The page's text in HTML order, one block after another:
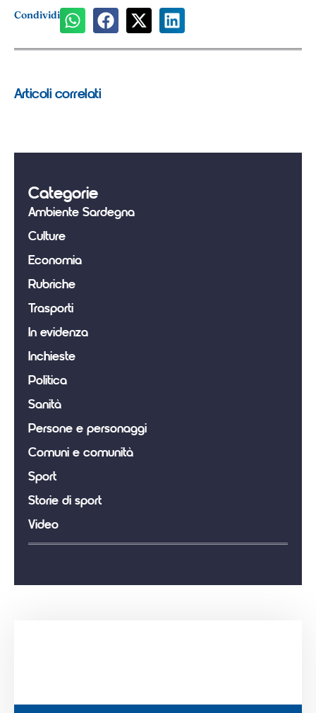
Condividi
Articoli correlati
Categorie
Ambiente Sardegna
Culture
Economia
Rubriche
Trasporti
In evidenza
Inchieste
Politica
Sanità
Persone e personaggi
Comuni e comunità
Sport
Storie di sport
Video